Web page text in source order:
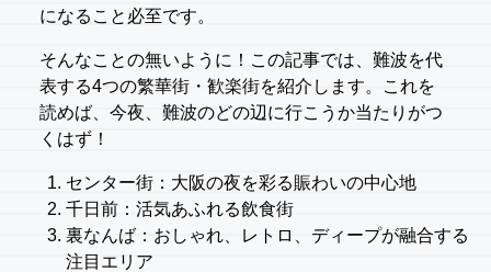
になること必至です。
そんなことの無いように！この記事では、難波を代
表する4つの繁華街・歓楽街を紹介します。これを
読めば、今夜、難波のどの辺に行こうか当たりがつ
くはず！
センター街：大阪の夜を彩る賑わいの中心地
千日前：活気あふれる飲食街
裏なんば：おしゃれ、レトロ、ディープが融合する
注目エリア